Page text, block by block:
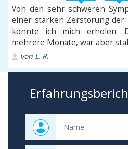
Von den sehr schweren
einer starken Zerstörung der
konnte ich mich erholen.
mehrere Monate, war aber
von L. R.